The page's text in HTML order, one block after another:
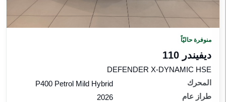
منوفرة حاليّاً
ديفيندر 110
DEFENDER X-DYNAMIC HSE
المحرك
P400 Petrol Mild Hybrid
طراز عام
2026